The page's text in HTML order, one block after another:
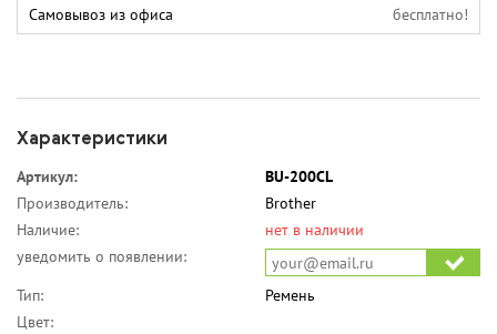
Самовывоз из офиса
бесплатно!
Характеристики
Артикул:
BU-200CL
Производитель:
Brother
Наличие:
нет в наличии
уведомить о появлении:
Тип:
Ремень
Цвет: